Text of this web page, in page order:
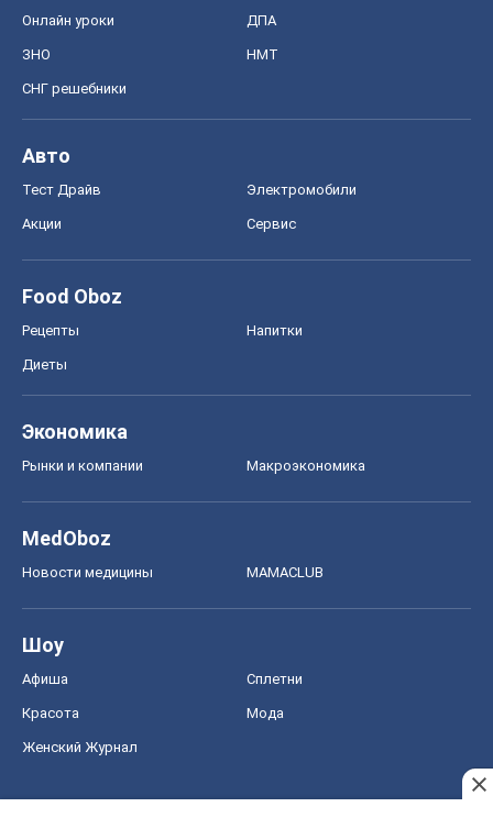
Онлайн уроки ДПА
ЗНО НМТ
СНГ решебники
Авто
Тест Драйв Электромобили
Акции Сервис
Food Oboz
Рецепты Напитки
Диеты
Экономика
Рынки и компании Mакроэкономика
MedOboz
Новости медицины MAMACLUB
Шоу
Афиша Сплетни
Красота Мода
Женский Журнал